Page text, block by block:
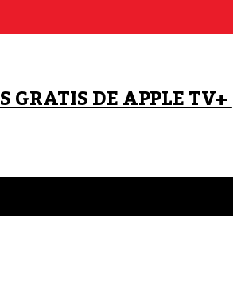
GRATIS DE APPLE TV+